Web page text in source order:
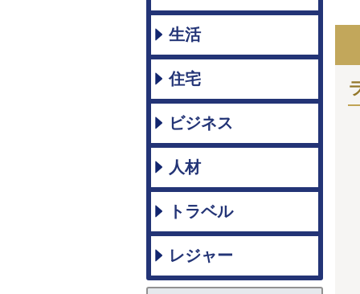
生活
住宅
ビジネス
人材
トラベル
レジャー